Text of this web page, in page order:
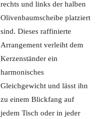
rechts und links der halben
Olivenbaumscheibe platziert
sind. Dieses raffinierte
Arrangement verleiht dem
Kerzenständer ein
harmonisches
Gleichgewicht und lässt ihn
zu einem Blickfang auf
jedem Tisch oder in jeder